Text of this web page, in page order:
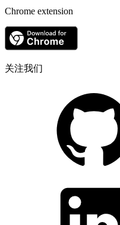
Chrome extension
关注我们